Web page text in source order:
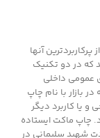
آنها
که در دو تکنیک
عمومی داخلی
با نام چاپ
یا کاربرد دیگر
چاپ ماکت ایستاده
شهید سلیمانی در